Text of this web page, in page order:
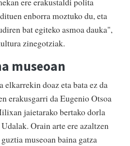
enborra moztuko du, eta
bat egiteko asmoa dauka",
zinegotziak.
museoan
elkarrekin doaz eta bata ez da
erakusgarri da Eugenio Otsoa
jaietarako bertako dorla
Orain arte ere azaltzen
museoan baina gatza